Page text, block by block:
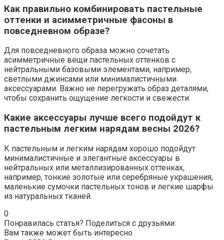
Как правильно комбинировать пастельные
оттенки и асимметричные фасоны в
повседневном образе?
Для повседневного образа можно сочетать
асимметричные вещи пастельных оттенков с
нейтральными базовыми элементами, например,
светлыми джинсами или минималистичными
аксессуарами. Важно не перегружать образ деталями,
чтобы сохранить ощущение легкости и свежести.
Какие аксессуары лучше всего подойдут к
пастельным легким нарядам весны 2026?
К пастельным и легким нарядам хорошо подойдут
минималистичные и элегантные аксессуары в
нейтральных или металлизированных оттенках,
например, тонкие золотые или серебряные украшения,
маленькие сумочки пастельных тонов и легкие шарфы
из натуральных тканей.
0
Понравилась статья? Поделиться с друзьями:
Вам также может быть интересно